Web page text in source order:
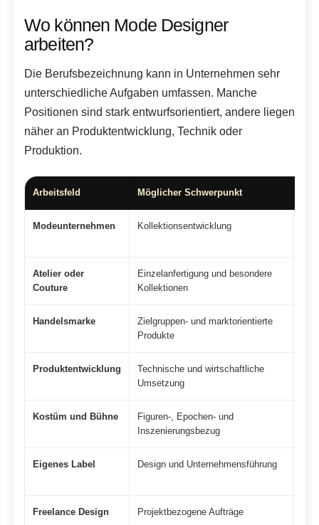
Wo können Mode Designer
arbeiten?
Die Berufsbezeichnung kann in Unternehmen sehr
unterschiedliche Aufgaben umfassen. Manche
Positionen sind stark entwurfsorientiert, andere liegen
näher an Produktentwicklung, Technik oder
Produktion.
Arbeitsfeld Möglicher Schwerpunkt
Modeunternehmen Kollektionsentwicklung
Atelier oder
Couture
Einzelanfertigung und besondere
Kollektionen
Handelsmarke
Zielgruppen- und marktorientierte
Produkte
Produktentwicklung
Technische und wirtschaftliche
Umsetzung
Kostüm und Bühne
Figuren-, Epochen- und
Inszenierungsbezug
Eigenes Label Design und Unternehmensführung
Freelance Design Projektbezogene Aufträge